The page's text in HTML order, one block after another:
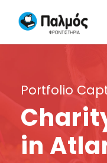
Portfolio
in